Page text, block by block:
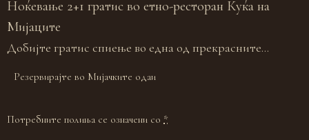
Ноќевање 2+1 гратис во етно-ресторан Куќа на
Мијаците
Добијте гратис спиење во една од прекрасните...
Резервирајте во Мијачките одаи
Потребните полиња се означени со *